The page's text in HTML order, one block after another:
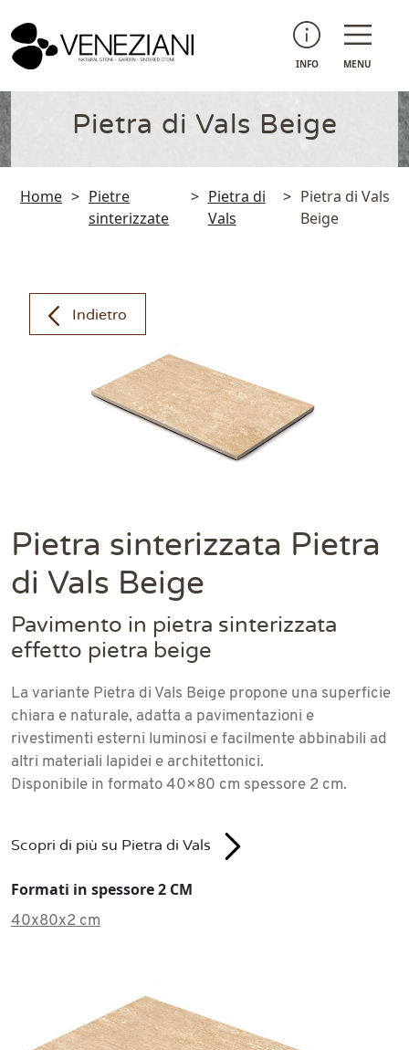
INFO MENU
Pietra di Vals Beige
Home > Pietre
sinterizzate
> Pietra di
Vals
> Pietra di Vals
Beige
Indietro
Pietra sinterizzata Pietra
di Vals Beige
Pavimento in pietra sinterizzata
effetto pietra beige
La variante Pietra di Vals Beige propone una superficie
chiara e naturale, adatta a pavimentazioni e
rivestimenti esterni luminosi e facilmente abbinabili ad
altri materiali lapidei e architettonici.
Disponibile in formato 40×80 cm spessore 2 cm.
Scopri di più su Pietra di Vals
Formati in spessore 2 CM
40x80x2 cm